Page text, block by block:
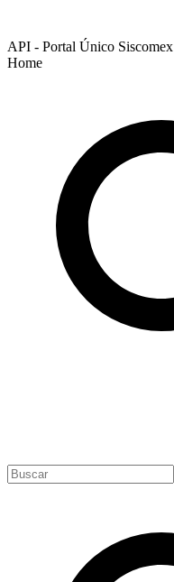
API - Portal Único Siscomex
Home